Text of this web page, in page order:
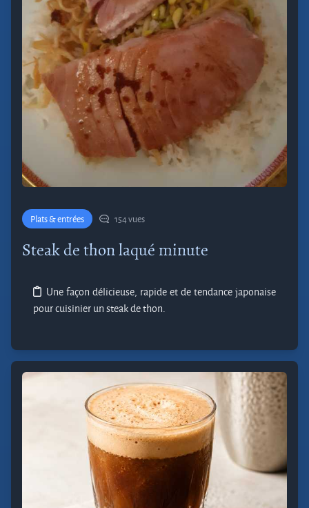
Plats & entrées 154 vues
Steak de thon laqué minute
Une façon délicieuse, rapide et de tendance japonaise
pour cuisinier un steak de thon.